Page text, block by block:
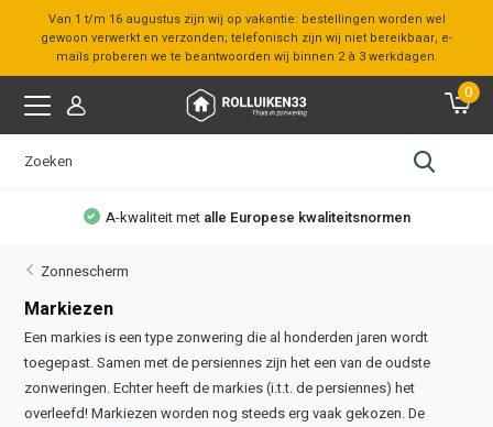
Van 1 t/m 16 augustus zijn wij op vakantie: bestellingen worden wel
gewoon verwerkt en verzonden; telefonisch zijn wij niet bereikbaar, e-
mails proberen we te beantwoorden wij binnen 2 à 3 werkdagen.
0
A-kwaliteit met alle Europese kwaliteitsnormen
Zonnescherm
Markiezen
Een markies is een type zonwering die al honderden jaren wordt
toegepast. Samen met de persiennes zijn het een van de oudste
zonweringen. Echter heeft de markies (i.t.t. de persiennes) het
overleefd! Markiezen worden nog steeds erg vaak gekozen. De